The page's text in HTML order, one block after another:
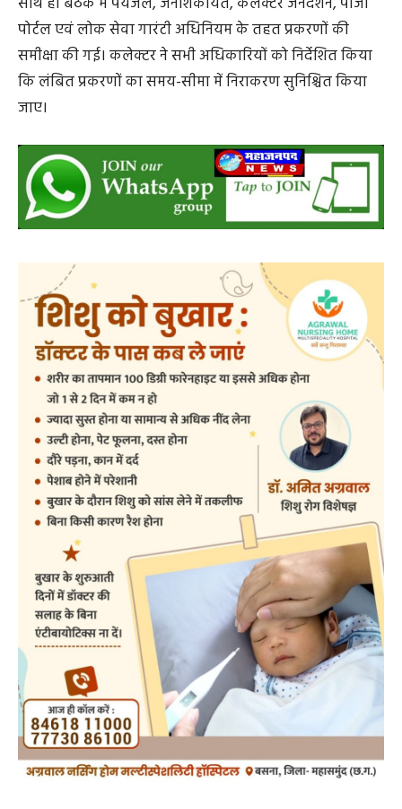
बैठक में मुख्यमंत्री घोषणाओं के क्रियान्वयन की समीक्षा करते हुए
संबंधित विभागों को समयबद्ध कार्रवाई सुनिश्चित करने कहा गया।
साथ ही बैठक में पेयजल, जनशिकायत, कलेक्टर जनदर्शन, पीजी
पोर्टल एवं लोक सेवा गारंटी अधिनियम के तहत प्रकरणों की
समीक्षा की गई। कलेक्टर ने सभी अधिकारियों को निर्देशित किया
कि लंबित प्रकरणों का समय-सीमा में निराकरण सुनिश्चित किया
जाए।